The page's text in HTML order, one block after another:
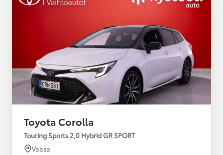
Toyota Corolla
Touring Sports 2,0 Hybrid GR SPORT
Vaasa